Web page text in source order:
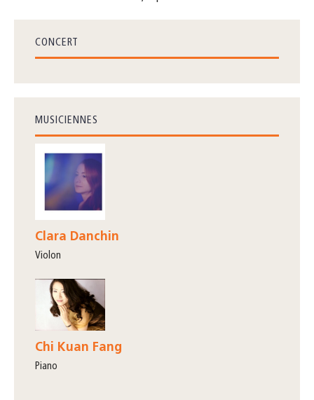
CONCERT
MUSICIENNES
Clara Danchin
violon
Chi Kuan Fang
piano